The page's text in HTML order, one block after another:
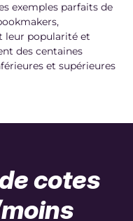
exemples parfaits de
leur popularité et
des centaines
et supérieures
cotes